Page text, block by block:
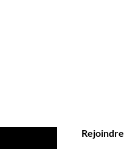
Rejoindre